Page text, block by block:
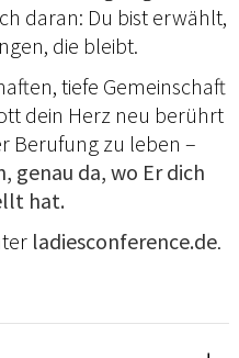
daran: Du bist erwählt,
die bleibt.
tiefe Gemeinschaft
dein Herz neu berührt
Berufung zu leben –
genau da, wo Er dich
hat.
ladiesconference.de.